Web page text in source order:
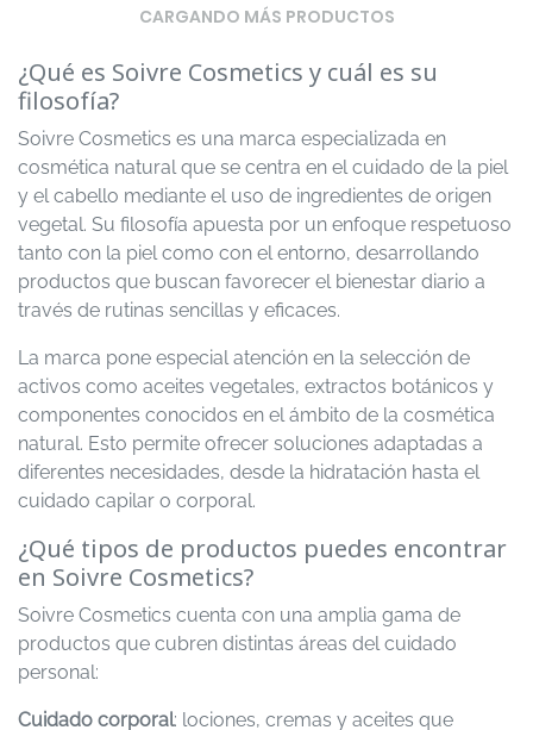
CARGANDO MÁS PRODUCTOS
¿Qué es Soivre Cosmetics y cuál es su
filosofía?
Soivre Cosmetics es una marca especializada en
cosmética natural que se centra en el cuidado de la piel
y el cabello mediante el uso de ingredientes de origen
vegetal. Su filosofía apuesta por un enfoque respetuoso
tanto con la piel como con el entorno, desarrollando
productos que buscan favorecer el bienestar diario a
través de rutinas sencillas y eficaces.
La marca pone especial atención en la selección de
activos como aceites vegetales, extractos botánicos y
componentes conocidos en el ámbito de la cosmética
natural. Esto permite ofrecer soluciones adaptadas a
diferentes necesidades, desde la hidratación hasta el
cuidado capilar o corporal.
¿Qué tipos de productos puedes encontrar
en Soivre Cosmetics?
Soivre Cosmetics cuenta con una amplia gama de
productos que cubren distintas áreas del cuidado
personal:
Cuidado corporal: lociones, cremas y aceites que